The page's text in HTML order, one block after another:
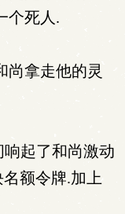
个死人.
尚拿走他的灵
起了和尚激动
额令牌.加上